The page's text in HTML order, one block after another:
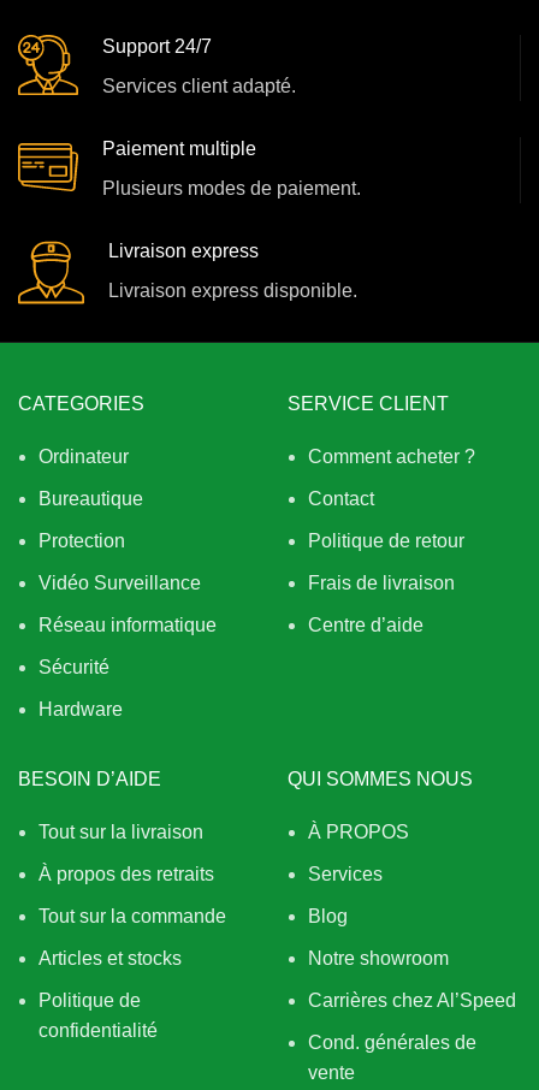
Support 24/7
Services client adapté.
Paiement multiple
Plusieurs modes de paiement.
Livraison express
Livraison express disponible.
CATEGORIES
Ordinateur
Bureautique
Protection
Vidéo Surveillance
Réseau informatique
Sécurité
Hardware
SERVICE CLIENT
Comment acheter ?
Contact
Politique de retour
Frais de livraison
Centre d’aide
BESOIN D’AIDE
Tout sur la livraison
À propos des retraits
Tout sur la commande
Articles et stocks
Politique de
confidentialité
QUI SOMMES NOUS
À PROPOS
Services
Blog
Notre showroom
Carrières chez Al’Speed
Cond. générales de
vente